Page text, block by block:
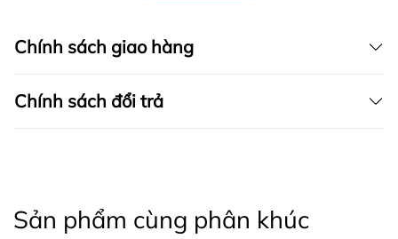
Chính sách giao hàng
Chính sách đổi trả
Sản phẩm cùng phân khúc